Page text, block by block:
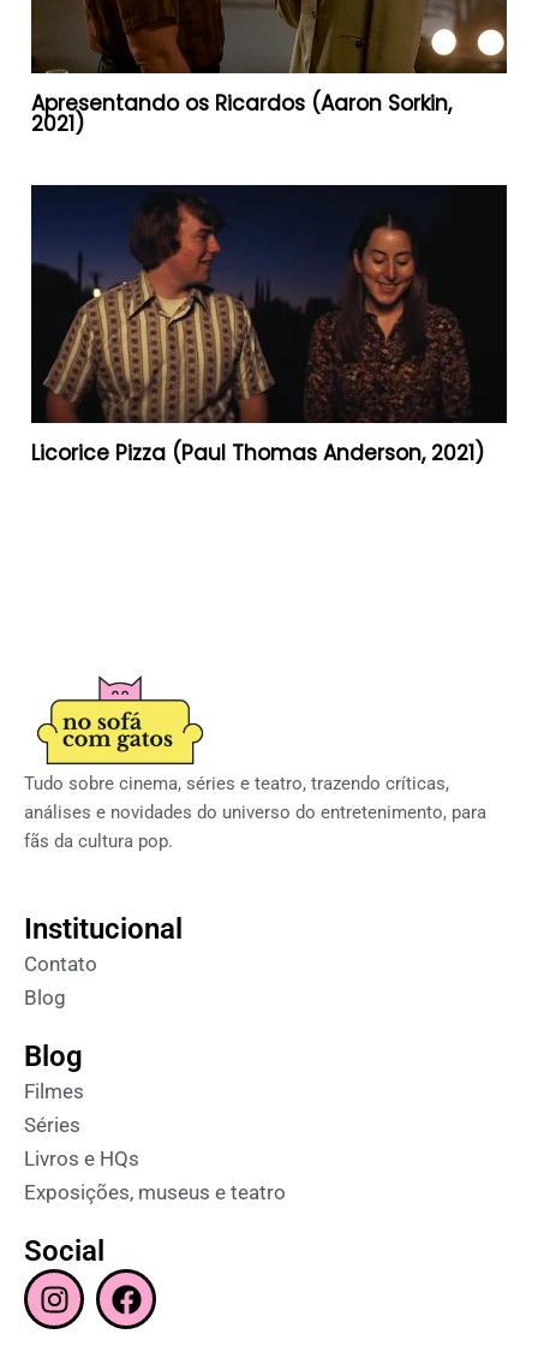
Apresentando os Ricardos (Aaron Sorkin,
2021)
Licorice Pizza (Paul Thomas Anderson, 2021)
Tudo sobre cinema, séries e teatro, trazendo críticas,
análises e novidades do universo do entretenimento, para
fãs da cultura pop.
Institucional
Contato
Blog
Blog
Filmes
Séries
Livros e HQs
Exposições, museus e teatro
Social
I
n
s
F
a
c